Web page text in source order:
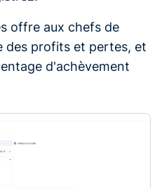
offre aux chefs de
des profits et pertes, et
d'achèvement